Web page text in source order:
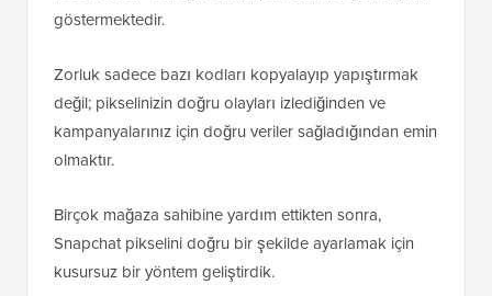
göstermektedir.
Zorluk sadece bazı kodları kopyalayıp yapıştırmak
değil; pikselinizin doğru olayları izlediğinden ve
kampanyalarınız için doğru veriler sağladığından emin
olmaktır.
Birçok mağaza sahibine yardım ettikten sonra,
Snapchat pikselini doğru bir şekilde ayarlamak için
kusursuz bir yöntem geliştirdik.